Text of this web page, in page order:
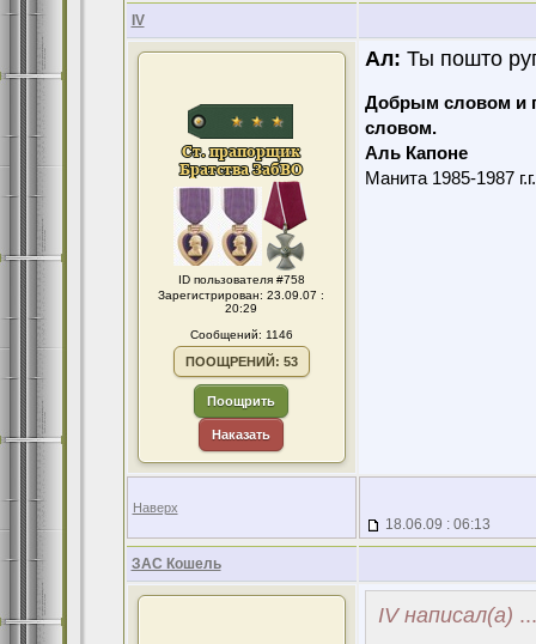
IV
ID пользователя #758
Зарегистрирован: 23.09.07 :
20:29
Сообщений: 1146
ПООЩРЕНИЙ: 53
Поощрить
Наказать
Ал: Ты пошто
Добрым словом и
словом.
Аль Капоне
Манита 1985-1987
Наверх
18.06.09 : 06:13
ЗАС Кошель
IV написал(а) ...